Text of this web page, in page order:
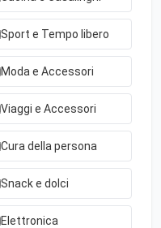
Sport e Tempo libero
Moda e Accessori
Viaggi e Accessori
Cura della persona
Snack e dolci
Elettronica